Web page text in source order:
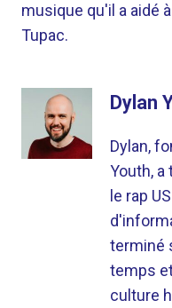
musique qu'il a aidé
Tupac.
Dylan
Dylan,
Youth,
le rap
terminé
temps
culture